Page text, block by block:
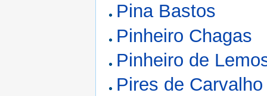
Pina Bastos
Pinheiro Chagas
Pinheiro de
Pires de Carvalho